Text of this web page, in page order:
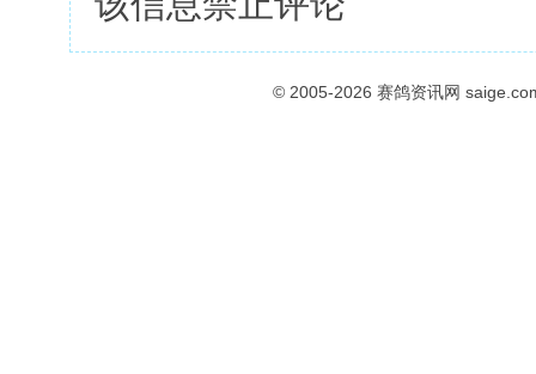
© 2005-2026 赛鸽资讯网